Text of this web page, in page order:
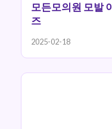
모든모의원 모발
즈
2025-02-18